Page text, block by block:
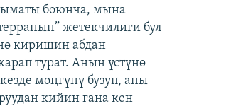
боюнча, мына
жетекчилиги бул
киришин абдан
турат. Анын үстүнө
мөңгүнү бузуп, аны
кийин гана кен